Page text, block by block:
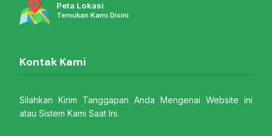
Peta Lokasi
Temukan Kami Disini
Kontak Kami
Silahkan Kirim Tanggapan Anda Mengenai Website ini
atau Sistem Kami Saat Ini.